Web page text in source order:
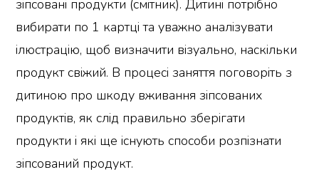
зіпсовані продукти (смітник). Дитині потрібно
вибирати по 1 картці та уважно аналізувати
ілюстрацію, щоб визначити візуально, наскільки
продукт свіжий. В процесі заняття поговоріть з
дитиною про шкоду вживання зіпсованих
продуктів, як слід правильно зберігати
продукти і які ще існують способи розпізнати
зіпсований продукт.